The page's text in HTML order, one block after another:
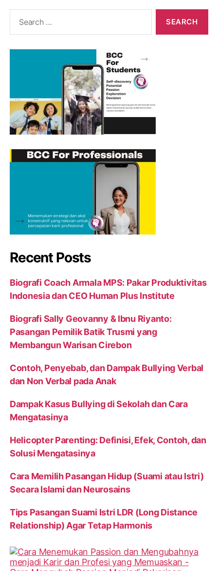
Recent Posts
Biografi Coach Armala MPS: Pakar Produktivitas
Indonesia dan CEO Human Plus Institute
Biografi Sally Geovanny & Ibnu Riyanto:
Pasangan Pemilik Batik Trusmi yang
Membangun Warisan Cirebon
Contoh, Penyebab, dan Dampak Bullying Verbal
dan Non Verbal pada Anak
Dampak Kasus Bullying di Sekolah dan Cara
Mengatasinya
Helicopter Parenting: Definisi, Efek, Contoh, dan
Solusi Mengatasinya
Cara Memilih Pasangan Hidup (Suami atau Istri)
Secara Islami dan Neurosains
Tips Pasangan Suami Istri LDR (Long Distance
Relationship) Agar Tetap Harmonis